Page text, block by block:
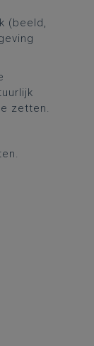
(beeld,
zetten.